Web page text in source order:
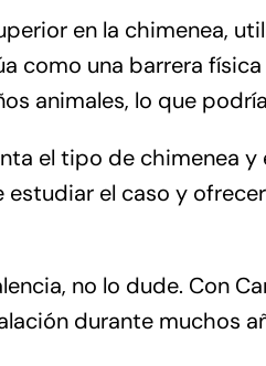
en la chimenea,
como una barrera
animales, lo que
el tipo de chimenea
el caso y
no lo dude. Con
durante muchos